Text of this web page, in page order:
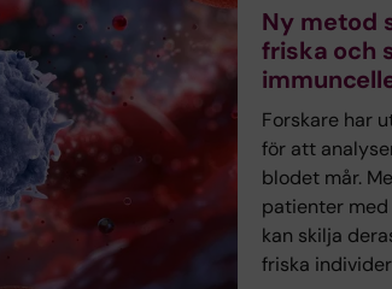
Ny metod
friska och
Forskare har
för att
blodet mår.
patienter
kan skilja
friska